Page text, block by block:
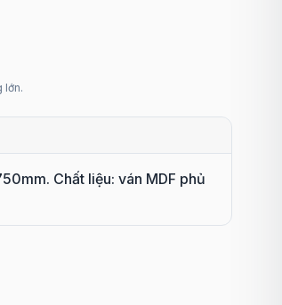
lớn.
Chất liệu: ván MDF phủ